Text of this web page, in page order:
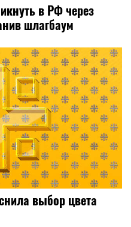
в РФ через
шлагбаум
выбор цвета